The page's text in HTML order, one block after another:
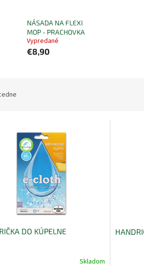
NÁSADA NA FLEXI
MOP - PRACHOVKA
Vypredané
€8,90
DO KÚPELNE
Skladom